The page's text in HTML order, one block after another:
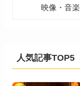
映像・音楽
人気記事TOP5